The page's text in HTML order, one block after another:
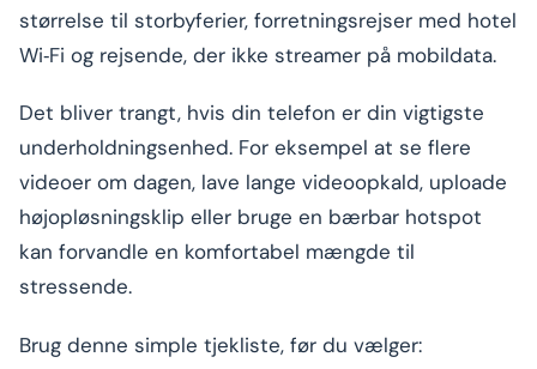
størrelse til storbyferier, forretningsrejser med hotel
Wi‑Fi og rejsende, der ikke streamer på mobildata.
Det bliver trangt, hvis din telefon er din vigtigste
underholdningsenhed. For eksempel at se flere
videoer om dagen, lave lange videoopkald, uploade
højopløsningsklip eller bruge en bærbar hotspot
kan forvandle en komfortabel mængde til
stressende.
Brug denne simple tjekliste, før du vælger: